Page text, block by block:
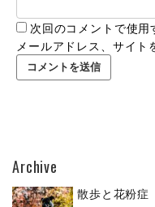
次回のコメントで使用
メールアドレス、サイト
Archive
散歩と花粉症